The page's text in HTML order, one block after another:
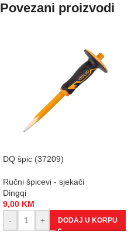
Povezani proizvodi
DQ špic (37209)
Ručni špicevi - sjekači
Dingqi
9,00 KM
-
+ DODAJ U KORPU